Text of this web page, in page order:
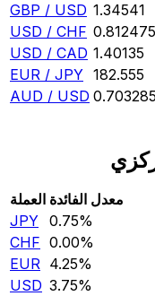
GBP / USD 1.34541
USD / CHF 0.812475
USD / CAD 1.40135
EUR / JPY 182.555
AUD / USD 0.703285
العملة معدل الفائدة
JPY 0.75‎%‎
CHF 0.00‎%‎
EUR 4.25‎%‎
USD 3.75‎%‎